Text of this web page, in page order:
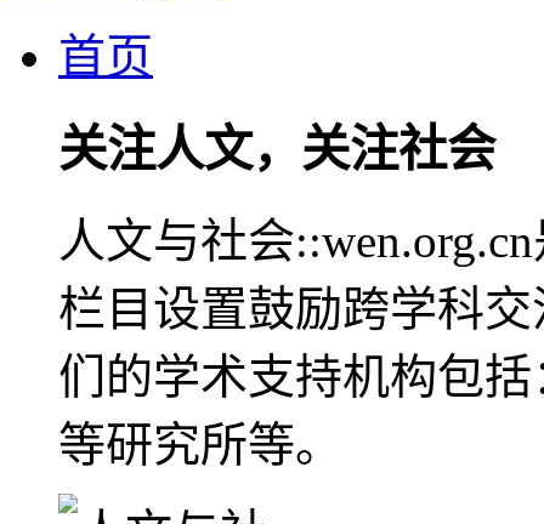
首页
关注人文，关注社会
人文与社会
栏目设置鼓励跨学科
们的学术支持机构包
等研究所等。